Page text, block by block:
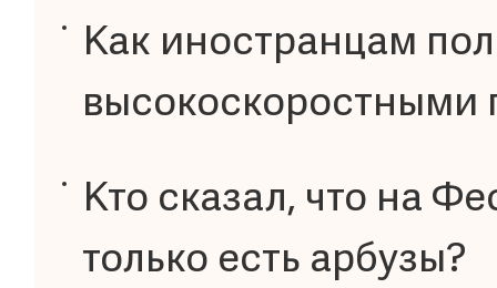
Как иностранцам
высокоскоростными
Кто сказал, что на
только есть арбузы?